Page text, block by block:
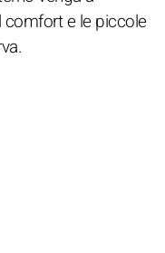
comfort e le piccole